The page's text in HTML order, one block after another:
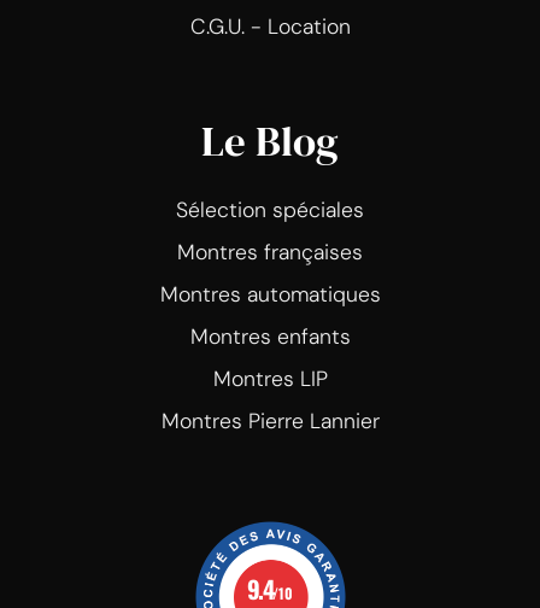
C.G.U. - Location
Le Blog
Sélection spéciales
Montres françaises
Montres automatiques
Montres enfants
Montres LIP
Montres Pierre Lannier
9.4/10